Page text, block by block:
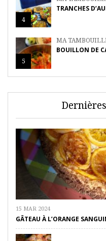
4
TRANCHES
5
MA
BOUILLON DE
15 MAR 2024
GÂTEAU À L’ORANGE